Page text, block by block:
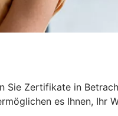
Sie Zertifikate in
es Ihnen,